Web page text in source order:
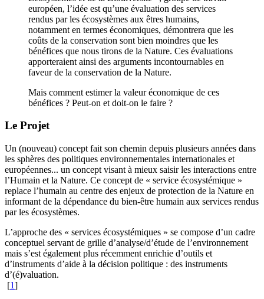
européen, l’idée est qu’une évaluation des services
rendus par les écosystèmes aux êtres humains,
notamment en termes économiques, démontrera que les
coûts de la conservation sont bien moindres que les
bénéfices que nous tirons de la Nature. Ces évaluations
apporteraient ainsi des arguments incontournables en
faveur de la conservation de la Nature.
Mais comment estimer la valeur économique de ces
bénéfices ? Peut-on et doit-on le faire ?
Le Projet
Un (nouveau) concept fait son chemin depuis plusieurs années dans
les sphères des politiques environnementales internationales et
européennes... un concept visant à mieux saisir les interactions entre
l’Humain et la Nature. Ce concept de « service écosystémique »
replace l’humain au centre des enjeux de protection de la Nature en
informant de la dépendance du bien-être humain aux services rendus
par les écosystèmes.
L’approche des « services écosystémiques » se compose d’un cadre
conceptuel servant de grille d’analyse/d’étude de l’environnement
mais s’est également plus récemment enrichie d’outils et
d’instruments d’aide à la décision politique : des instruments
d’(é)valuation.
[1]